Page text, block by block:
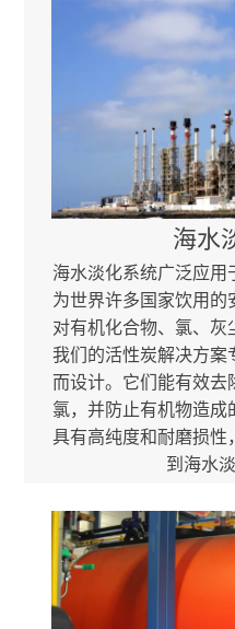
海水
海水淡化系统广泛应
为世界许多国家饮用
对有机化合物、氯、灰
我们的活性炭解决方
而设计。它们能有效
氯，并防止有机物造
具有高纯度和耐磨损
到海水